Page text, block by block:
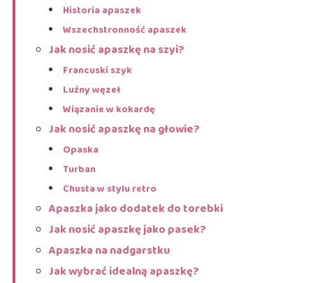
Historia apaszek
Wszechstronność apaszek
Jak nosić apaszkę na szyi?
Francuski szyk
Luźny węzeł
Wiązanie w kokardę
Jak nosić apaszkę na głowie?
Opaska
Turban
Chusta w stylu retro
Apaszka jako dodatek do torebki
Jak nosić apaszkę jako pasek?
Apaszka na nadgarstku
Jak wybrać idealną apaszkę?